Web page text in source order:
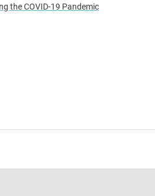
the COVID-19 Pandemic